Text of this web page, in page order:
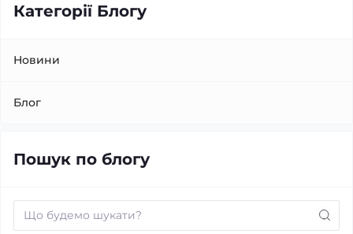
Категорії Блогу
Новини
Блог
Пошук по блогу